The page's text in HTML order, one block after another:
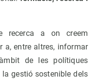
recerca a on creem
a, entre altres, informar
de les polítiques
gestió sostenible dels